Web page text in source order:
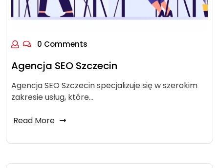
0 Comments
Agencja SEO Szczecin
Agencja SEO Szczecin specjalizuje się w szerokim
zakresie usług, które…
Read More